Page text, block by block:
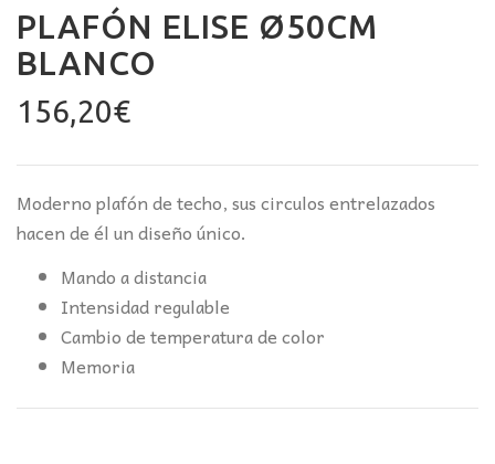
PLAFÓN ELISE Ø50CM
BLANCO
156,20€
Moderno plafón de techo, sus circulos entrelazados
hacen de él un diseño único.
Mando a distancia
Intensidad regulable
Cambio de temperatura de color
Memoria